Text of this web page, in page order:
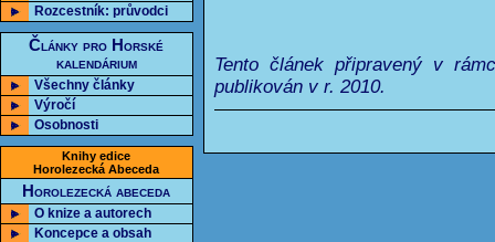
Rozcestník: průvodci
Články pro Horské
kalendárium
Všechny články
Výročí
Osobnosti
Knihy edice
Horolezecká Abeceda
Horolezecká abeceda
O knize a autorech
Koncepce a obsah
Tento článek připravený v
publikován v r. 2010.